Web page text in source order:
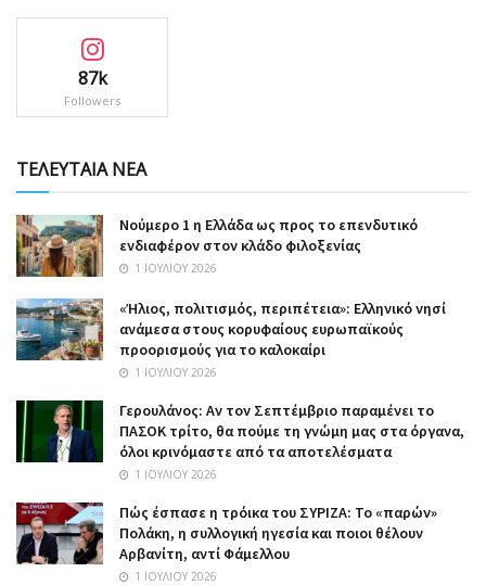
87k
Followers
ΤΕΛΕΥΤΑΙΑ ΝΕΑ
Nούμερο 1 η Ελλάδα ως προς το επενδυτικό
ενδιαφέρον στον κλάδο φιλοξενίας
1 ΙΟΥΛΊΟΥ 2026
«Ήλιος, πολιτισμός, περιπέτεια»: Ελληνικό νησί
ανάμεσα στους κορυφαίους ευρωπαϊκούς
προορισμούς για το καλοκαίρι
1 ΙΟΥΛΊΟΥ 2026
Γερουλάνος: Αν τον Σεπτέμβριο παραμένει το
ΠΑΣΟΚ τρίτο, θα πούμε τη γνώμη μας στα όργανα,
όλοι κρινόμαστε από τα αποτελέσματα
1 ΙΟΥΛΊΟΥ 2026
Πώς έσπασε η τρόικα του ΣΥΡΙΖΑ: Το «παρών»
Πολάκη, η συλλογική ηγεσία και ποιοι θέλουν
Αρβανίτη, αντί Φάμελλου
1 ΙΟΥΛΊΟΥ 2026